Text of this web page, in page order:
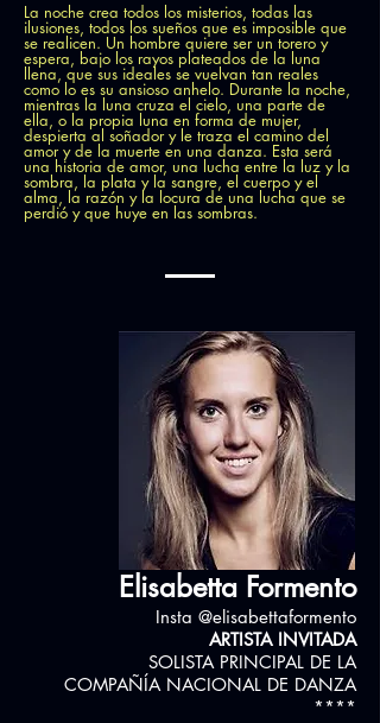
La noche crea todos los misterios, todas las
ilusiones, todos los sueños que es imposible que
se realicen. Un hombre quiere ser un torero y
espera, bajo los rayos plateados de la luna
llena, que sus ideales se vuelvan tan reales
como lo es su ansioso anhelo. Durante la noche,
mientras la luna cruza el cielo, una parte de
ella, o la propia luna en forma de mujer,
despierta al soñador y le traza el camino del
amor y de la muerte en una danza. Esta será
una historia de amor, una lucha entre la luz y la
sombra, la plata y la sangre, el cuerpo y el
alma, la razón y la locura de una lucha que se
perdió y que huye en las sombras.
Elisabetta Formento
Insta @elisabettaformento
ARTISTA INVITADA
SOLISTA PRINCIPAL DE LA
COMPAÑÍA NACIONAL DE DANZA
****